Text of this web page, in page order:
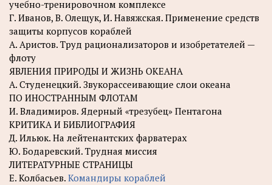
учебно-тренировочном комплексе
Г. Иванов, В. Олещук, И. Навяжская. Применение средств
защиты корпусов кораблей
А. Аристов. Труд рационализаторов и изобретателей —
флоту
ЯВЛЕНИЯ ПРИРОДЫ И ЖИЗНЬ ОКЕАНА
А. Студенецкий. Звукорассеивающие слои океана
ПО ИНОСТРАННЫМ ФЛОТАМ
И. Владимиров. Ядерный «трезубец» Пентагона
КРИТИКА И БИБЛИОГРАФИЯ
Д. Ильюк. На лейтенантских фарватерах
Ю. Бодаревский. Трудная миссия
ЛИТЕРАТУРНЫЕ СТРАНИЦЫ
E. Колбасьев. Командиры кораблей